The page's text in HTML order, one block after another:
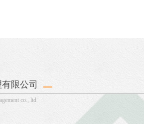
限公司
co., ltd